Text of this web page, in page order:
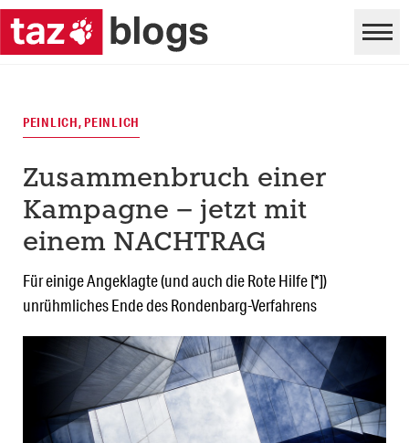
PEINLICH, PEINLICH
Zusammenbruch einer
Kampagne – jetzt mit
einem NACHTRAG
Für einige Angeklagte (und auch die Rote Hilfe [*])
unrühmliches Ende des Rondenbarg-Verfahrens